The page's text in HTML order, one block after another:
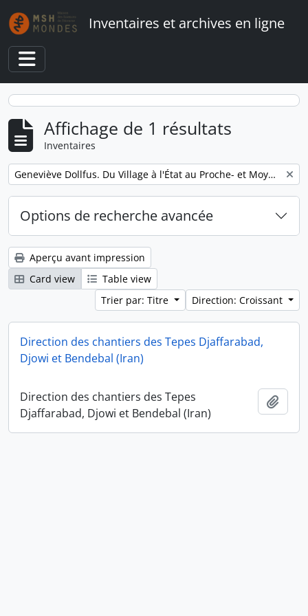
Skip to main content
Inventaires et archives en ligne
Toggle navigation
Affichage de 1 résultats
Inventaires
Remove filter: Geneviève Dollfus. Du Village à l'État au Proche- et Moyen-Orient
Options de recherche avancée
Aperçu avant impression
Card view
Table view
Trier par: Titre
Direction: Croissant
Direction des chantiers des Tepes Djaffarabad,
Djowi et Bendebal (Iran)
Direction des chantiers des Tepes
Djaffarabad, Djowi et Bendebal (Iran)